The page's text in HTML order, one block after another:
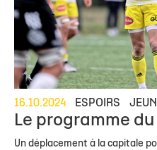
16.10.2024 ESPOIRS
Le programme
Un déplacement à la capitale